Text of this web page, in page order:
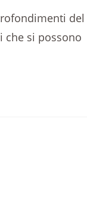
del
che si possono